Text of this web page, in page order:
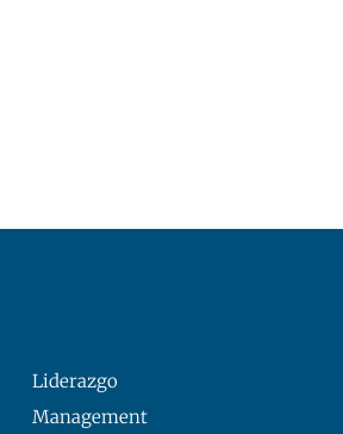
Liderazgo
Management